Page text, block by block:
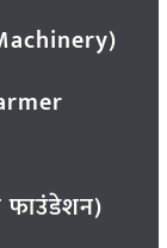
फाउंडेशन)